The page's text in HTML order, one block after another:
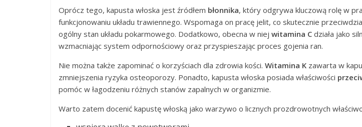
Oprócz tego, kapusta włoska jest źródłem błonnika, który odgrywa kluczową rolę w
funkcjonowaniu układu trawiennego. Wspomaga on pracę jelit, co skutecznie
ogólny stan układu pokarmowego. Dodatkowo, obecna w niej witamina C działa jako
wzmacniając system odpornościowy oraz przyspieszając proces gojenia ran.
Nie można także zapominać o korzyściach dla zdrowia kości. Witamina K zawarta w
zmniejszenia ryzyka osteoporozy. Ponadto, kapusta włoska posiada właściwości
pomóc w łagodzeniu różnych stanów zapalnych w organizmie.
Warto zatem docenić kapustę włoską jako warzywo o licznych prozdrowotnych